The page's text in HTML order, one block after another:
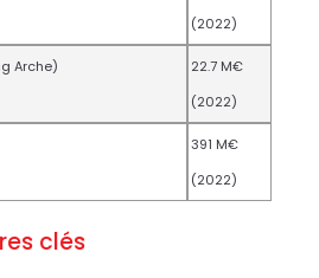
(2022)
Arche)
22.7 M€
(2022)
391 M€
(2022)
clés